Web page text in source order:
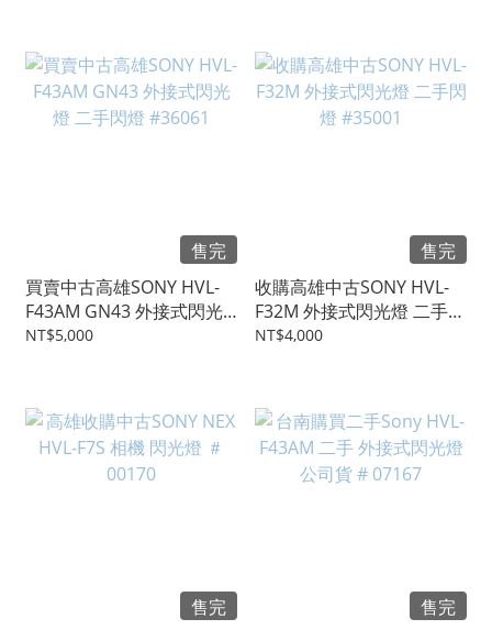
售完
買賣中古高雄SONY HVL-
F43AM GN43 外接式閃光
燈 二手閃燈 #36061
NT$5,000
售完
收購高雄中古SONY HVL-
F32M 外接式閃光燈 二手閃
燈 #35001
NT$4,000
售完
售完